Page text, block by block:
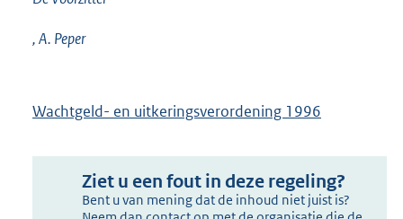
, A. Peper
Wachtgeld- en uitkeringsverordening 1996
Ziet u een fout in deze regeling?
Bent u van mening dat de inhoud niet juist is?